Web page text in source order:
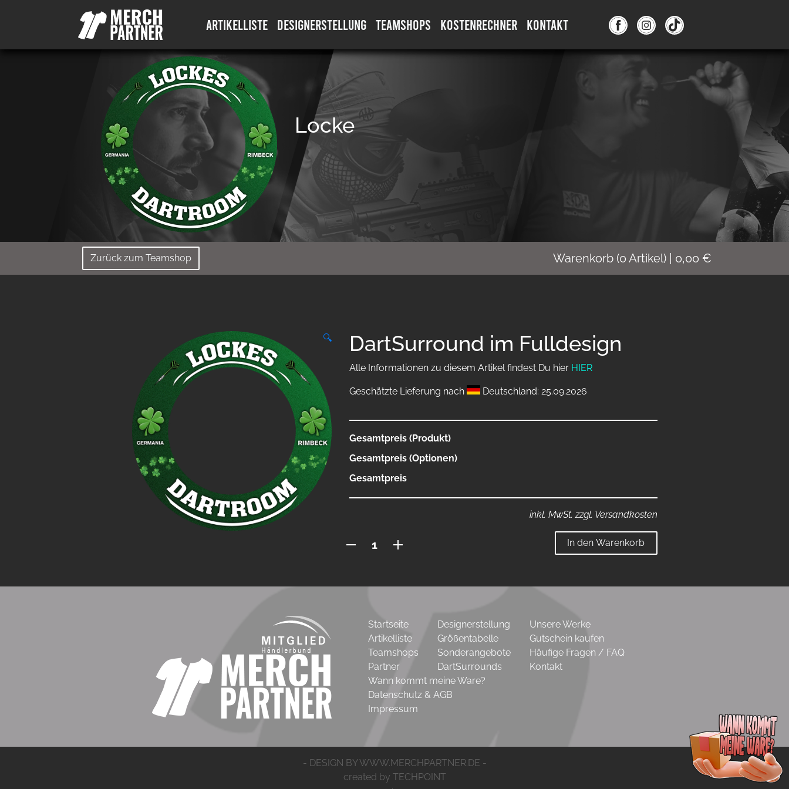
ARTIKELLISTE DESIGNERSTELLUNG TEAMSHOPS KOSTENRECHNER KONTAKT
Locke
Zurück zum Teamshop Warenkorb (0 Artikel) 0,00 €
🔍 DartSurround im Fulldesign
Alle Informationen zu diesem Artikel findest Du hier HIER
Geschätzte Lieferung nach Deutschland: 25.09.2026
Gesamtpreis (Produkt)
Gesamtpreis (Optionen)
Gesamtpreis
inkl. MwSt. zzgl. Versandkosten
DartSurround
In den Warenkorb
Startseite
Artikelliste
Teamshops
Partner
Designerstellung
Größentabelle
Sonderangebote
DartSurrounds
Unsere Werke
Gutschein kaufen
Häufige Fragen / FAQ
Kontakt
Wann kommt meine Ware?
Datenschutz & AGB
Impressum
- DESIGN BY WWW.MERCHPARTNER.DE -
created by TECHPOINT